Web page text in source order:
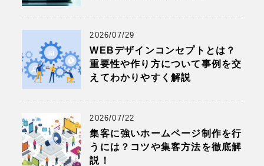
2026/07/29
WEBデザインコンセプトとは？
重要性や作り方について事例を交
えてわかりやすく解説
2026/07/22
集客に強いホームページ制作を行
うには？コツや集客方法を徹底解
説！